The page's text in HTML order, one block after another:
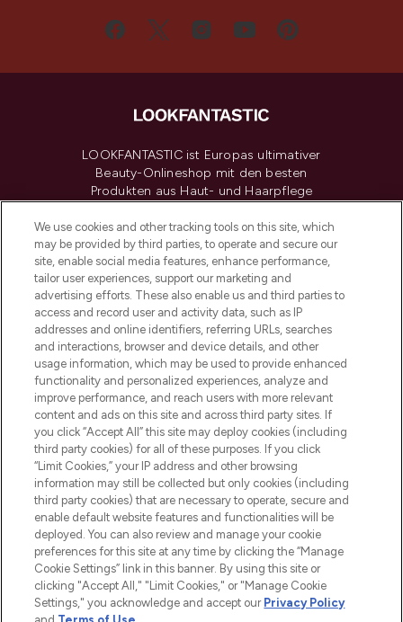
LOOKFANTASTIC ist Europas ultimativer
Beauty-Onlineshop mit den besten
Produkten aus Haut- und Haarpflege
renommierten Marken. Shoppe online
oder über die App mit kostenloser
Lieferung ab einem Einkaufswert von 30€.
Cookie-Einwilligung
Do Not Sell or Share My Personal
Information
HILFE & INFORMATION
IMPRESSUM
ÜBER LOOKFANTASTIC
COVID-19
We use cookies and other tracking tools on this site, which
may be provided by third parties, to operate and secure our
site, enable social media features, enhance performance,
tailor user experiences, support our marketing and
advertising efforts. These also enable us and third parties to
access and record user and activity data, such as IP
addresses and online identifiers, referring URLs, searches
and interactions, browser and device details, and other
usage information, which may be used to provide enhanced
functionality and personalized experiences, analyze and
improve performance, and reach users with more relevant
content and ads on this site and across third party sites. If
you click “Accept All” this site may deploy cookies (including
third party cookies) for all of these purposes. If you click
“Limit Cookies,” your IP address and other browsing
information may still be collected but only cookies (including
third party cookies) that are necessary to operate, secure and
enable default website features and functionalities will be
deployed. You can also review and manage your cookie
preferences for this site at any time by clicking the “Manage
Cookie Settings” link in this banner. By using this site or
clicking "Accept All," "Limit Cookies," or "Manage Cookie
Settings," you acknowledge and accept our Privacy Policy